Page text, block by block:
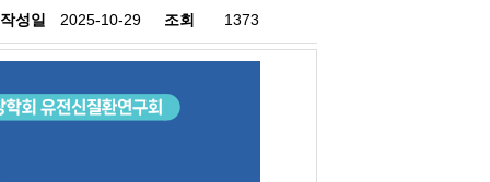
작성일 2025-10-29 조회 1373